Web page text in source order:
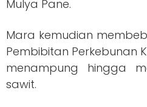
Mulya Pane.
Mara kemudian
Pembibitan Perkebunan
menampung hingga
sawit.